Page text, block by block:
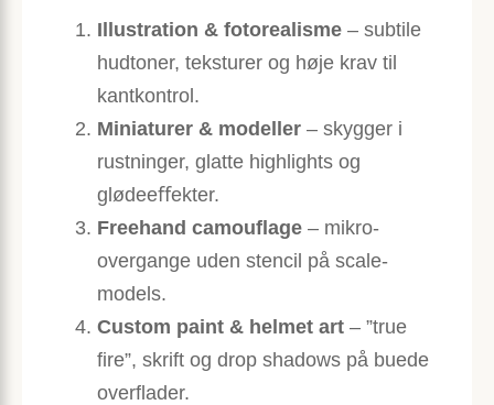
Illustration & fotorealisme – subtile
hudtoner, teksturer og høje krav til
kantkontrol.
Miniaturer & modeller – skygger i
rustninger, glatte highlights og
glødeeﬀekter.
Freehand camouflage – mikro-
overgange uden stencil på scale-
models.
Custom paint & helmet art – ”true
fire”, skrift og drop shadows på buede
overflader.